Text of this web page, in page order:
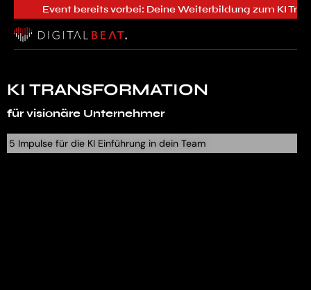
Event bereits vorbei: Deine Weiterbildung zum KI
KI TRANSFORMATION
für visionäre Unternehmer
moderne Führungskräfte
5 Impulse für die KI Einführung in dein Team